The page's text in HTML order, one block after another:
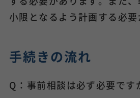
小限となるよう計画する必要
手続きの流れ
Q：事前相談は必ず必要です